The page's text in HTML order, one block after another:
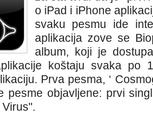
o iPad i iPhone
svaku pesmu ide
aplikacija zove se
album, koji je
aplikacije koštaju svaka
Prva pesma, ‘
pesme objavljene: prvi